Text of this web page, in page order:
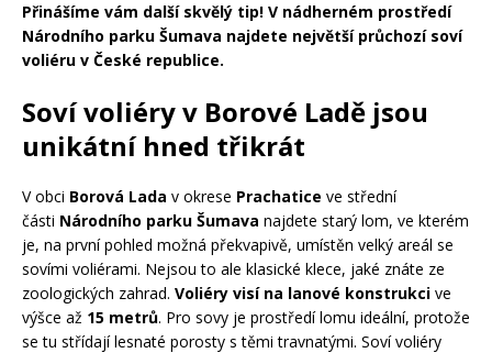
Přinášíme vám další skvělý tip! V nádherném prostředí
Národního parku Šumava najdete největší průchozí soví
voliéru v České republice.
Soví voliéry v Borové Ladě jsou
unikátní hned třikrát
V obci Borová Lada v okrese Prachatice ve střední
části Národního parku Šumava najdete starý lom, ve kterém
je, na první pohled možná překvapivě, umístěn velký areál se
sovími voliérami. Nejsou to ale klasické klece, jaké znáte ze
zoologických zahrad. Voliéry visí na lanové konstrukci ve
výšce až 15 metrů. Pro sovy je prostředí lomu ideální, protože
se tu střídají lesnaté porosty s těmi travnatými. Soví voliéry